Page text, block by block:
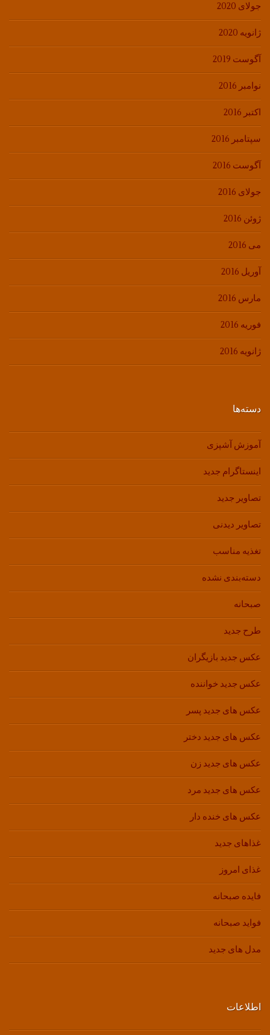
جولای 2020
ژانویه 2020
آگوست 2019
نوامبر 2016
اکتبر 2016
سپتامبر 2016
آگوست 2016
جولای 2016
ژوئن 2016
می 2016
آوریل 2016
مارس 2016
فوریه 2016
ژانویه 2016
دسته‌ها
آموزش آشپزی
اینستاگرام جدید
تصاویر جدید
تصاویر دیدنی
تغذیه مناسب
دسته‌بندی نشده
صبحانه
طرح جدید
عکس جدید بازیگران
عکس جدید خواننده
عکس های جدید پسر
عکس های جدید دختر
عکس های جدید زن
عکس های جدید مرد
عکس های خنده دار
غذاهای جدید
غذای امروز
فایده صبحانه
فواید صبحانه
مدل های جدید
اطلاعات